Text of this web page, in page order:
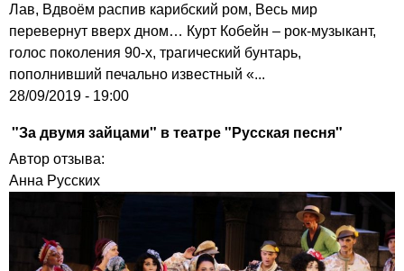
Лав, Вдвоём распив карибский ром, Весь мир
перевернут вверх дном… Курт Кобейн – рок-музыкант,
голос поколения 90-х, трагический бунтарь,
пополнивший печально известный «...
28/09/2019 - 19:00
"За двумя зайцами" в театре "Русская песня"
Автор отзыва:
Анна Русских